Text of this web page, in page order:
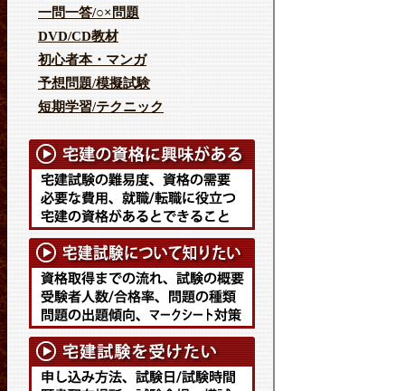
一問一答/○×問題
DVD/CD教材
初心者本・マンガ
予想問題/模擬試験
短期学習/テクニック